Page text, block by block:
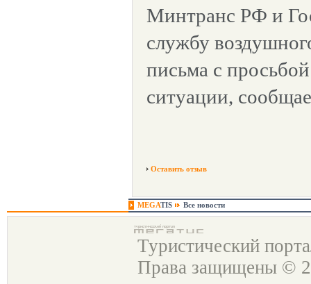
Минтранс РФ и
службу
письма с
ситуации,
Оставить отзыв
MEGATIS Все новости
Туристический
Права защищены ©